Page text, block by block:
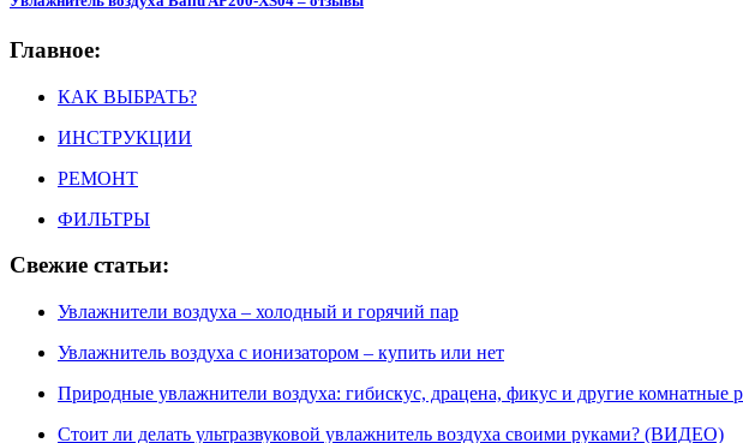
Главное:
КАК ВЫБРАТЬ?
ИНСТРУКЦИИ
РЕМОНТ
ФИЛЬТРЫ
Свежие статьи:
Увлажнители воздуха – холодный и горячий пар
Увлажнитель воздуха с ионизатором – купить или нет
Природные увлажнители воздуха: гибискус, драцена, фикус и другие комнатные
Стоит ли делать ультразвуковой увлажнитель воздуха своими руками? (ВИДЕО)